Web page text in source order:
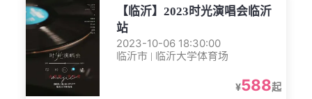
【临沂】2023时光演唱会临沂
站
2023-10-06 18:30:00
临沂市 | 临沂大学体育场
¥588起